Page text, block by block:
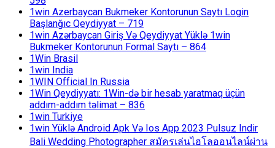
1win Azerbaycan Bukmeker Kontorunun Saytı Login
Başlanğıc Qeydiyyat – 719
1win Azərbaycan Giriş Və Qeydiyyat Yüklə 1win
Bukmeker Kontorunun Formal Saytı – 864
1Win Brasil
1win India
1WIN Official In Russia
1Win Qeydiyyatı: 1Win-də bir hesab yaratmaq üçün
addım-addım təlimat – 836
1win Turkiye
1win Yüklə Android Apk Və Ios App 2023 Pulsuz Indir
Bali Wedding Photographer สมัครเล่นไฮโลออนไลน์ผ่าน